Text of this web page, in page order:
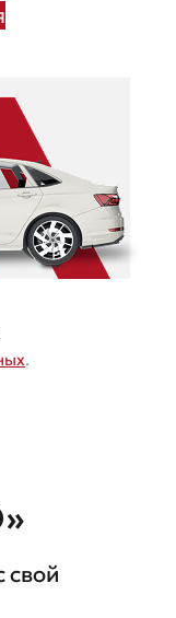
.
свой